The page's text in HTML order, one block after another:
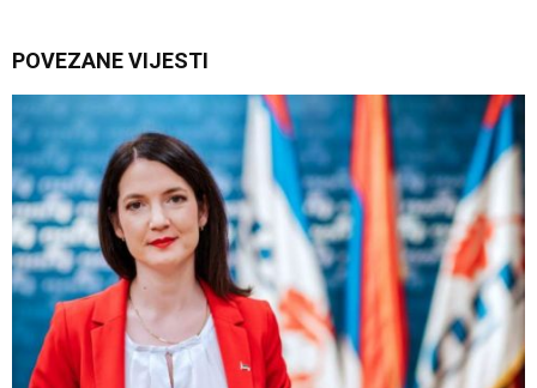
POVEZANE VIJESTI